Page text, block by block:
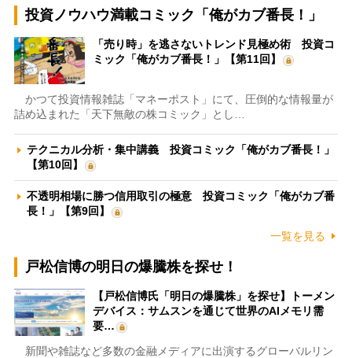
投資ノウハウ満載コミック「俺がカブ番長！」
「売り時」を逃さないトレンド見極め術 投資コ
ミック「俺がカブ番長！」【第11回】
かつて投資情報雑誌「マネーポスト」にて、圧倒的な情報量が
詰め込まれた「天下無敵の株コミック」とし…
テクニカル分析・集中講義 投資コミック「俺がカブ番長！」
【第10回】
不透明相場に勝つ信用取引の極意 投資コミック「俺がカブ番
長！」【第9回】
一覧を見る
戸松信博の明日の爆騰株を探せ！
【戸松信博氏「明日の爆騰株」を探せ】トーメン
デバイス：サムスンを通じて世界のAIメモリ需
要…
新聞や雑誌など多数の金融メディアに出演するグローバルリン